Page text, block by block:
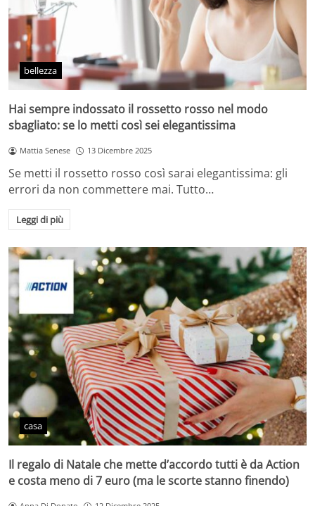
bellezza
Hai sempre indossato il rossetto rosso nel modo
sbagliato: se lo metti così sei elegantissima
Mattia Senese 13 Dicembre 2025
Se metti il rossetto rosso così sarai elegantissima: gli
errori da non commettere mai. Tutto…
Leggi di più
casa
Il regalo di Natale che mette d’accordo tutti è da Action
e costa meno di 7 euro (ma le scorte stanno finendo)